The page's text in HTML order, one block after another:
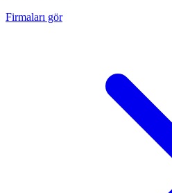
Firmaları gör